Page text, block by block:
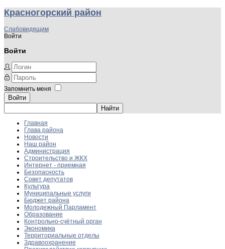
Красногорский район
Слабовидящим
Войти
Войти
Запомнить меня
Войти
Главная
Глава района
Новости
Наш район
Администрация
Строительство и ЖКХ
Интернет - приемная
Безопасность
Совет депутатов
Культура
Муниципальные услуги
Бюджет района
Молодежный Парламент
Образование
Контрольно-счётный орган
Экономика
Территориальные отделы
Здравоохранение